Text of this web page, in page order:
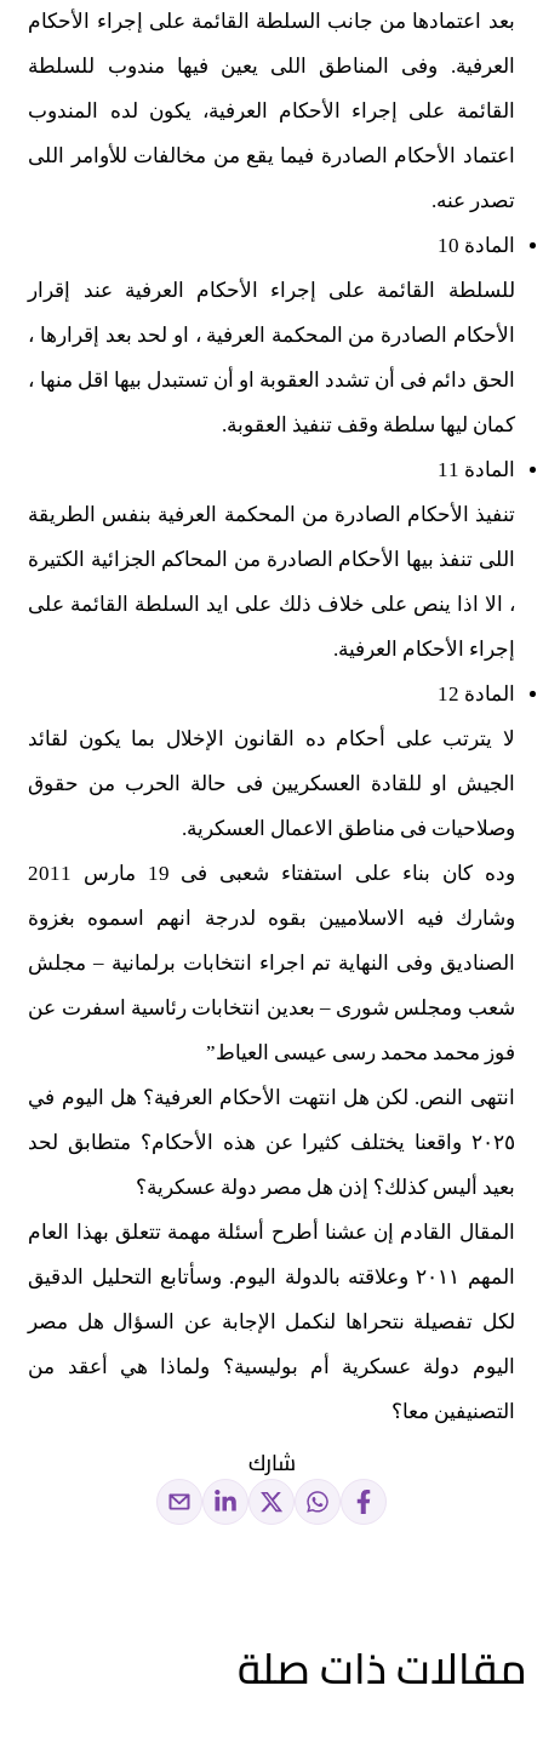
بعد اعتمادها من جانب السلطة القائمة على إجراء الأحكام
العرفية. وفى المناطق اللى يعين فيها مندوب للسلطة
القائمة على إجراء الأحكام العرفية، يكون لده المندوب
اعتماد الأحكام الصادرة فيما يقع من مخالفات للأوامر اللى
تصدر عنه.
المادة 10
للسلطة القائمة على إجراء الأحكام العرفية عند إقرار
الأحكام الصادرة من المحكمة العرفية ، او لحد بعد إقرارها ،
الحق دائم فى أن تشدد العقوبة او أن تستبدل بيها اقل منها ،
كمان ليها سلطة وقف تنفيذ العقوبة.
المادة 11
تنفيذ الأحكام الصادرة من المحكمة العرفية بنفس الطريقة
اللى تنفذ بيها الأحكام الصادرة من المحاكم الجزائية الكتيرة
، الا اذا ينص على خلاف ذلك على ايد السلطة القائمة على
إجراء الأحكام العرفية.
المادة 12
لا يترتب على أحكام ده القانون الإخلال بما يكون لقائد
الجيش او للقادة العسكريين فى حالة الحرب من حقوق
وصلاحيات فى مناطق الاعمال العسكرية.
وده كان بناء على استفتاء شعبى فى 19 مارس 2011
وشارك فيه الاسلاميين بقوه لدرجة انهم اسموه بغزوة
الصناديق وفى النهاية تم اجراء انتخابات برلمانية – مجلش
شعب ومجلس شورى – بعدين انتخابات رئاسية اسفرت عن
فوز محمد محمد رسى عيسى العياط”
انتهى النص. لكن هل انتهت الأحكام العرفية؟ هل اليوم في
٢٠٢٥ واقعنا يختلف كثيرا عن هذه الأحكام؟ متطابق لحد
بعيد أليس كذلك؟ إذن هل مصر دولة عسكرية؟
المقال القادم إن عشنا أطرح أسئلة مهمة تتعلق بهذا العام
المهم ٢٠١١ وعلاقته بالدولة اليوم. وسأتابع التحليل الدقيق
لكل تفصيلة نتحراها لنكمل الإجابة عن السؤال هل مصر
اليوم دولة عسكرية أم بوليسية؟ ولماذا هي أعقد من
التصنيفين معا؟
شارك
مقالات ذات صلة